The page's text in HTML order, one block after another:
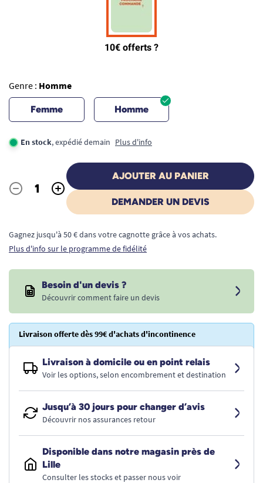
Genre : Homme
Femme Homme
En stock, expédié demain Plus d'info
Quantité
- +
AJOUTER AU PANIER
DEMANDER UN DEVIS
Gagnez jusqu'à 50 € dans votre cagnotte grâce à vos achats.
Plus d'info sur le programme de fidélité
Besoin d'un devis ?
Découvrir comment faire un devis
Livraison offerte dès 99€ d'achats d'incontinence
Livraison à domicile ou en point relais
Voir les options, selon encombrement et destination
Jusqu’à 30 jours pour changer d’avis
Découvrir nos assurances retour
Disponible dans notre magasin près de
Lille
Consulter les stocks et passer nous voir